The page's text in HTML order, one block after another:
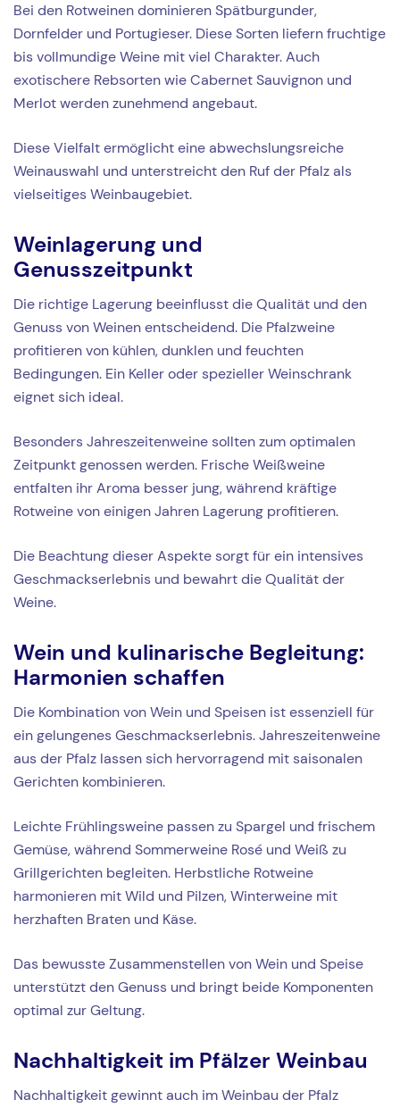
Bei den Rotweinen dominieren Spätburgunder,
Dornfelder und Portugieser. Diese Sorten liefern fruchtige
bis vollmundige Weine mit viel Charakter. Auch
exotischere Rebsorten wie Cabernet Sauvignon und
Merlot werden zunehmend angebaut.
Diese Vielfalt ermöglicht eine abwechslungsreiche
Weinauswahl und unterstreicht den Ruf der Pfalz als
vielseitiges Weinbaugebiet.
Weinlagerung und
Genusszeitpunkt
Die richtige Lagerung beeinflusst die Qualität und den
Genuss von Weinen entscheidend. Die Pfalzweine
profitieren von kühlen, dunklen und feuchten
Bedingungen. Ein Keller oder spezieller Weinschrank
eignet sich ideal.
Besonders Jahreszeitenweine sollten zum optimalen
Zeitpunkt genossen werden. Frische Weißweine
entfalten ihr Aroma besser jung, während kräftige
Rotweine von einigen Jahren Lagerung profitieren.
Die Beachtung dieser Aspekte sorgt für ein intensives
Geschmackserlebnis und bewahrt die Qualität der
Weine.
Wein und kulinarische Begleitung:
Harmonien schaffen
Die Kombination von Wein und Speisen ist essenziell für
ein gelungenes Geschmackserlebnis. Jahreszeitenweine
aus der Pfalz lassen sich hervorragend mit saisonalen
Gerichten kombinieren.
Leichte Frühlingsweine passen zu Spargel und frischem
Gemüse, während Sommerweine Rosé und Weiß zu
Grillgerichten begleiten. Herbstliche Rotweine
harmonieren mit Wild und Pilzen, Winterweine mit
herzhaften Braten und Käse.
Das bewusste Zusammenstellen von Wein und Speise
unterstützt den Genuss und bringt beide Komponenten
optimal zur Geltung.
Nachhaltigkeit im Pfälzer Weinbau
Nachhaltigkeit gewinnt auch im Weinbau der Pfalz